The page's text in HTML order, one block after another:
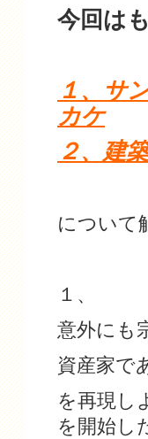
今回は
１、サ
カケ
２、建
について
１、
意外にも
資産家で
を再現し
を開始し